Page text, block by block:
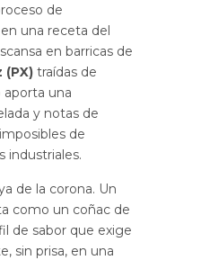
de
una receta del
en barricas de
(PX) traídas de
aporta una
y notas de
de
industriales.
de la corona. Un
como un coñac de
de sabor que exige
sin prisa, en una